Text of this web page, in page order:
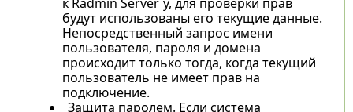
будут использованы его текущие данные.
Непосредственный запрос имени
пользователя, пароля и домена
происходит только тогда, когда текущий
пользователь не имеет прав на
подключение.
Защита паролем. Если система